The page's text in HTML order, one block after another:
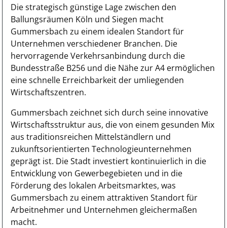
Die strategisch günstige Lage zwischen den
Ballungsräumen Köln und Siegen macht
Gummersbach zu einem idealen Standort für
Unternehmen verschiedener Branchen. Die
hervorragende Verkehrsanbindung durch die
Bundesstraße B256 und die Nähe zur A4 ermöglichen
eine schnelle Erreichbarkeit der umliegenden
Wirtschaftszentren.
Gummersbach zeichnet sich durch seine innovative
Wirtschaftsstruktur aus, die von einem gesunden Mix
aus traditionsreichen Mittelständlern und
zukunftsorientierten Technologieunternehmen
geprägt ist. Die Stadt investiert kontinuierlich in die
Entwicklung von Gewerbegebieten und in die
Förderung des lokalen Arbeitsmarktes, was
Gummersbach zu einem attraktiven Standort für
Arbeitnehmer und Unternehmen gleichermaßen
macht.